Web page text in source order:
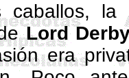
caballos, la
Lord
era